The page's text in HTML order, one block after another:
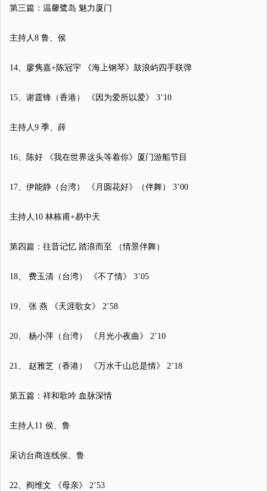
第三篇：温馨鹭岛 魅力厦门
主持人8 鲁、侯
14、廖隽嘉+陈冠宇 《海上钢琴》鼓浪屿四手联弹
15、谢霆锋（香港） 《因为爱所以爱》 3’10
主持人9 季、薛
16、陈好 《我在世界这头等着你》厦门游船节目
17、伊能静（台湾） 《月圆花好》（伴舞） 3’00
主持人10 林栋甫+易中天
第四篇：往昔记忆 踏浪而至 （情景伴舞）
18、 费玉清（台湾） 《不了情》 3’05
19、 张 燕 《天涯歌女》 2’58
20、 杨小萍（台湾） 《月光小夜曲》 2’10
21、 赵雅芝（香港） 《万水千山总是情》 2’18
第五篇：祥和歌吟 血脉深情
主持人11 侯、鲁
采访台商连线侯、鲁
22、阎维文 《母亲》 2’53